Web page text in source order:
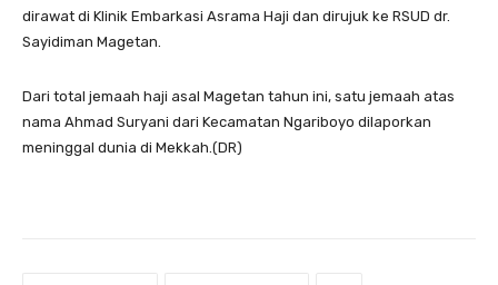
dirawat di Klinik Embarkasi Asrama Haji dan dirujuk ke RSUD dr.
Sayidiman Magetan.
Dari total jemaah haji asal Magetan tahun ini, satu jemaah atas
nama Ahmad Suryani dari Kecamatan Ngariboyo dilaporkan
meninggal dunia di Mekkah.(DR)